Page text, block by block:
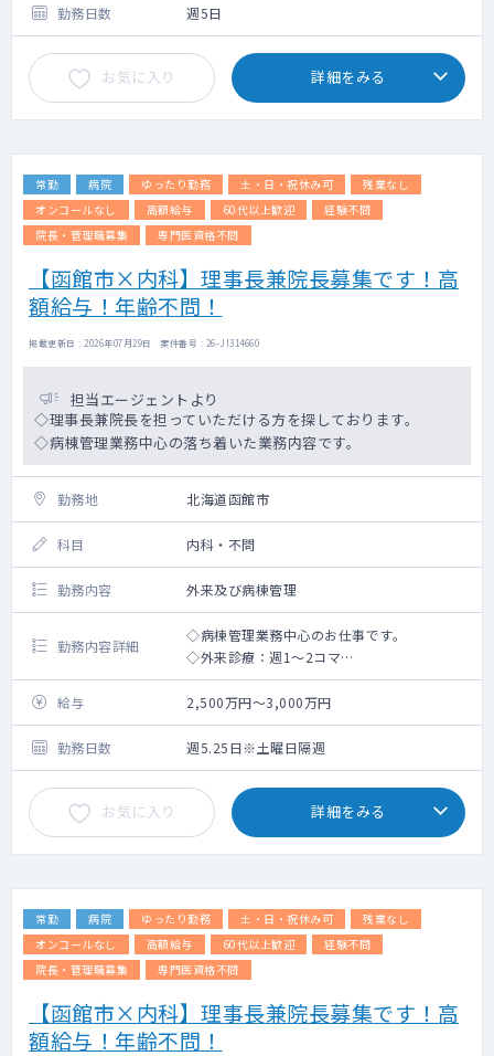
・訪問：週2～3日程度、居宅・施設への訪問
診療業務を担当していただきます。
がんや認知症、臓器不全、神経難病
の方などもおり、緩和ケアを学ぶことも可能
です。
年間約150件の看取り対応も行って
す。
・輪番：予約患者以外の対応で、飛び込みの
新患などが主となります。
ん。
業務の割合については、ご相談の上で決定い
たします。
勤務日数 週5日
お気に入り 詳細をみる
常勤 病院 ゆったり勤務 土・日・祝休み可
残業なし
オンコールなし
高額給与 60代以上歓迎
経験不問
院長・管理職募集
専門医資格不問
【函館市×内科】理事長兼院長募集です！高
額給与！年齢不問！
掲載更新日 : 2026年07月29日 案件番号 : 26-JI314660
担当エージェントより
◇理事長兼院長を担っていただける方を探しております。
◇病棟管理業務中心の落ち着いた業務内容です。
勤務地 北海道函館市
科目 内科・不問
勤務内容 外来及び病棟管理
勤務内容詳細
◇病棟管理業務中心のお仕事です。
◇外来診療：週1～2コマ
◇病棟管理：40床（主治医制）
⇒病床：療養病棟および、緩和ケア病棟
⇒介護医療院：52床
◇当直回数：月8回程度
給与 2,500万円～3,000万円
勤務日数 週5.25日※土曜日隔週
お気に入り 詳細をみる
常勤 病院 ゆったり勤務 土・日・祝休み可
残業なし
オンコールなし
高額給与 60代以上歓迎
経験不問
院長・管理職募集
専門医資格不問
【函館市×内科】理事長兼院長募集です！高
額給与！年齢不問！